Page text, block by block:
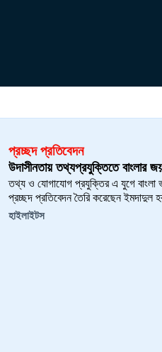
প্রচ্ছদ প্রতিবেদন
উদাসীনতায় তথ্যপ্রযুক্তিতে বাংলার
তথ্য ও যোগাযোগ প্রযুক্তির এ যুগে বাংলা
প্রচ্ছদ প্রতিবেদন তৈরি করেছেন ইমদাদুল
হাইলাইটস